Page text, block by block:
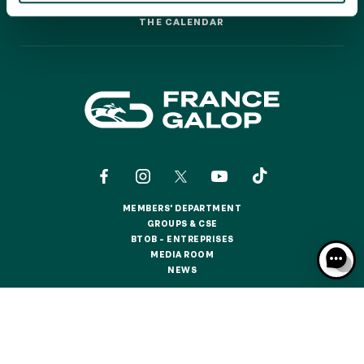
LA GARDEN PARTY - CYGAMES GRAND PRIX DE PARIS -
OFFERS, PASSES AND MEMBERSHIPS
SEASON TICKET OFFERS
THE CALENDAR
MEMBERS' DEPARTMENT
MEMBERS' DEPARTMENT
GROUPS & CSE
GROUPS & CSE
BTOB – ENTREPRISES
BTOB – ENTREPRISES
MEDIA ROOM
MEDIA ROOM
NEWS